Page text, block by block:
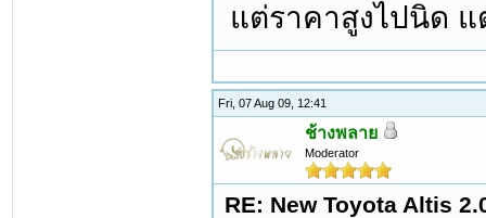
แต่ราคาสูงไปนิด แ
Fri, 07 Aug 09, 12:41
ช้างพลาย
Moderator
RE: New Toyota Altis